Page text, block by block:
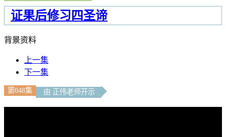
证果后修习四圣谛
背景资料
上一集
下一集
第048集 由 正伟老师开示